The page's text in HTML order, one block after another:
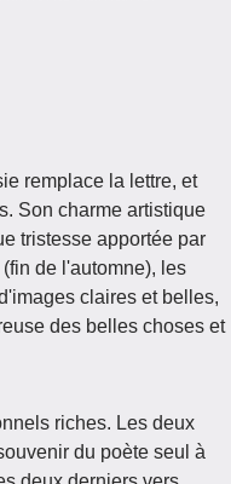
remplace la lettre, et
Son charme artistique
tristesse apportée par
de l'automne), les
claires et belles,
des belles choses et
riches. Les deux
du poète seul à